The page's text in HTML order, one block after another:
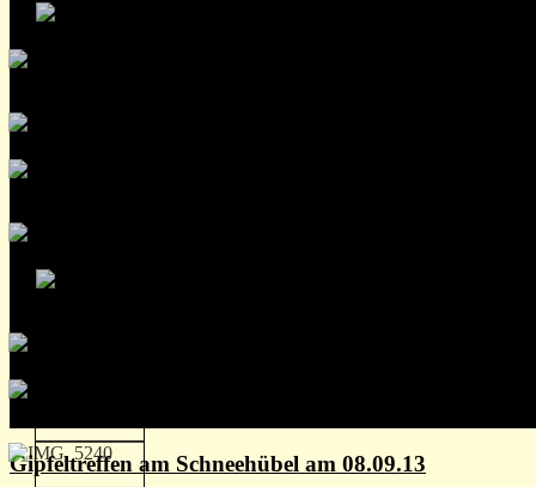
Gipfeltreffen am Schneehübel am 08.09.13